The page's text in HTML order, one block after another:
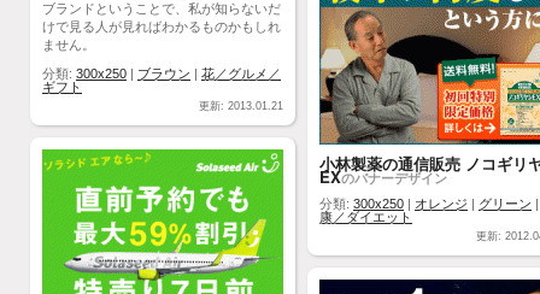
ブランドということで、私が知らないだ
けで見る人が見ればわかるものかもしれ
ません。
分類: 300x250 ブラウン
花／グルメ／
ギフト
更新: 2013.01.21
小林製薬の通信販売 ノコギリ
EXのバナーデザイン
分類: 300x250 オレンジ グリーン
康／ダイエット
更新: